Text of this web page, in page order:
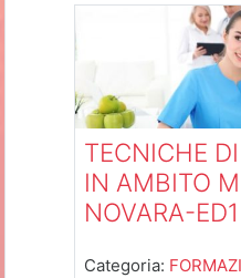
TECNICHE
IN AMBITO
NOVARA-
Categoria: